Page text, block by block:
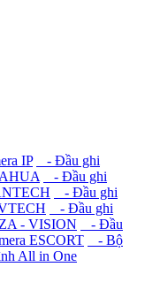
IP
- Đầu ghi
- Đầu ghi
- Đầu ghi
- Đầu ghi
- VISION
- Đầu
ESCORT
- Bộ
All in One